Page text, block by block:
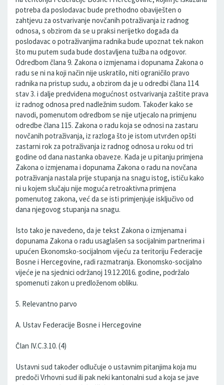
potreba da poslodavac bude prethodno obaviješten o
zahtjevu za ostvarivanje novčanih potraživanja iz radnog
odnosa, s obzirom da se u praksi nerijetko događa da
poslodavac o potraživanjima radnika bude upoznat tek nakon
što mu putem suda bude dostavljena tužba na odgovor.
Odredbom člana 9. Zakona o izmjenama i dopunama Zakona o
radu se ni na koji način nije uskratilo, niti ograničilo pravo
radnika na pristup sudu, a obzirom da je u odredbi člana 114.
stav 3. i dalje predviđena mogućnost ostvarivanja zaštite prava
iz radnog odnosa pred nadležnim sudom. Također kako se
navodi, pomenutom odredbom se nije utjecalo na primjenu
odredbe člana 115. Zakona o radu koja se odnosi na zastaru
novčanih potraživanja, iz razloga što je istom utvrđen opšti
zastarni rok za potraživanja iz radnog odnosa u roku od tri
godine od dana nastanka obaveze. Kada je u pitanju primjena
Zakona o izmjenama i dopunama Zakona o radu na novčana
potraživanja nastala prije stupanja na snagu istog, ističu kako
ni u kojem slučaju nije moguća retroaktivna primjena
pomenutog zakona, već da se isti primjenjuje isključivo od
dana njegovog stupanja na snagu.
Isto tako je navedeno, da je tekst Zakona o izmjenama i
dopunama Zakona o radu usaglašen sa socijalnim partnerima i
upućen Ekonomsko-socijalnom vijeću za teritoriju Federacije
Bosne i Hercegovine, radi razmatranja. Ekonomsko-socijalno
vijeće je na sjednici održanoj 19.12.2016. godine, podržalo
spomenuti zakon u predloženom obliku.
5. Relevantno parvo
A. Ustav Federacije Bosne i Hercegovine
Član IV.C.3.10. (4)
Ustavni sud također odlučuje o ustavnim pitanjima koja mu
predoči Vrhovni sud ili pak neki kantonalni sud a koja se jave